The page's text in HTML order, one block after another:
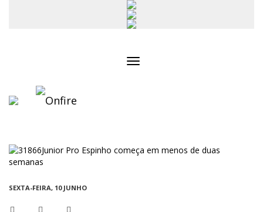
SEXTA-FEIRA, 10 JUNHO